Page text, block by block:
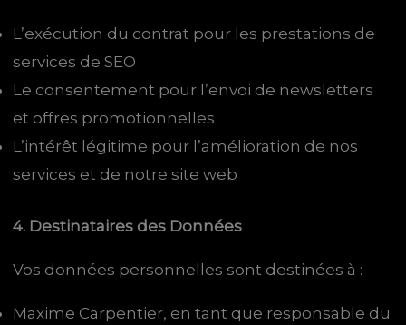
L’exécution du contrat pour les prestations de
services de SEO
Le consentement pour l’envoi de newsletters
et offres promotionnelles
L’intérêt légitime pour l’amélioration de nos
services et de notre site web
4. Destinataires des Données
Vos données personnelles sont destinées à :
Maxime Carpentier, en tant que responsable du